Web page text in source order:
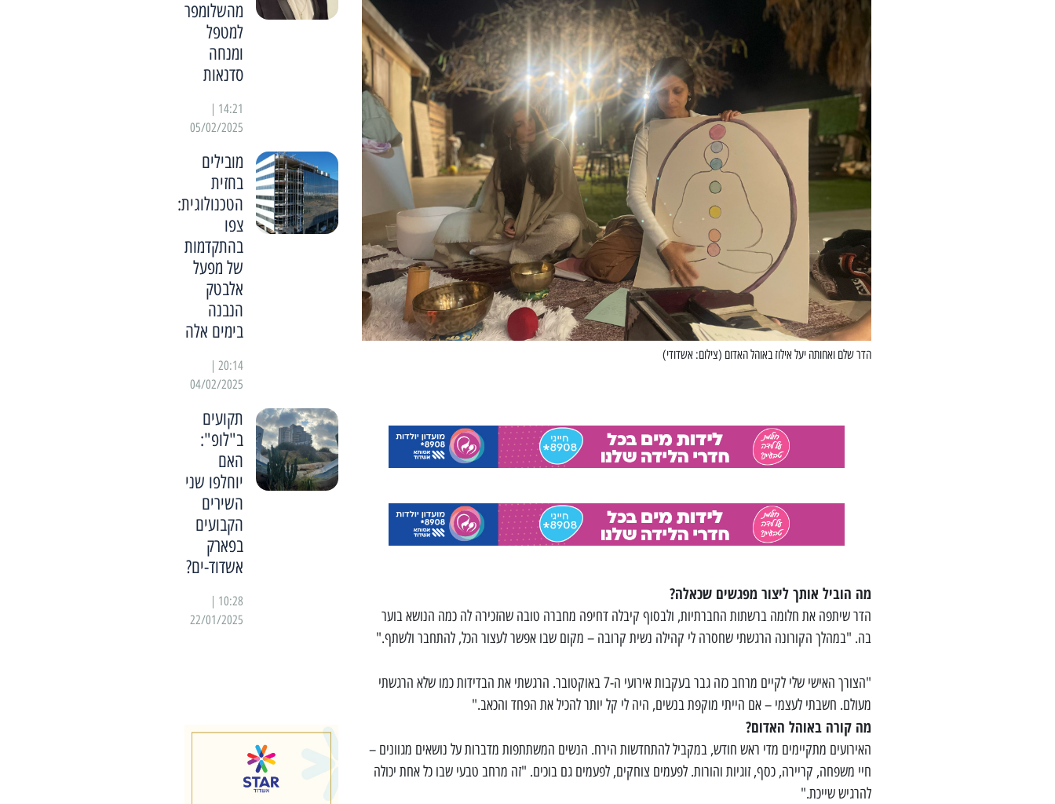
הדר שלם ואחותה יעל אילוז באוהל האדום (צילום: אשדודי)
מה הוביל אותך ליצור מפגשים שכאלה?
הדר שיתפה את חלומה ברשתות החברתיות, ולבסוף קיבלה דחיפה מחברה טובה שהזכירה לה כמה הנושא בוער
בה. "במהלך הקורונה הרגשתי שחסרה לי קהילה נשית קרובה – מקום שבו אפשר לעצור הכל, להתחבר ולשתף."
"הצורך האישי שלי לקיים מרחב כזה גבר בעקבות אירועי ה-7 באוקטובר. הרגשתי את הבדידות כמו שלא הרגשתי
מעולם. חשבתי לעצמי – אם הייתי מוקפת בנשים, היה לי קל יותר להכיל את הפחד והכאב."
מה קורה באוהל האדום?
האירועים מתקיימים מדי ראש חודש, במקביל להתחדשות הירח. הנשים המשתתפות מדברות על נושאים מגוונים –
חיי משפחה, קריירה, כסף, זוגיות והורות. לפעמים צוחקים, לפעמים גם בוכים. "זה מרחב טבעי שבו כל אחת יכולה
להרגיש שייכת."
מהשלומפר
למטפל
ומנחה
סדנאות
05/02/2025
מובילים
בחזית
הטכנולוגית:
צפו
בהתקדמות
של מפעל
אלבטק
הנבנה
בימים אלה
04/02/2025
תקועים
ב"לופ":
האם
יוחלפו שני
השירים
הקבועים
בפארק
אשדוד-ים?
22/01/2025